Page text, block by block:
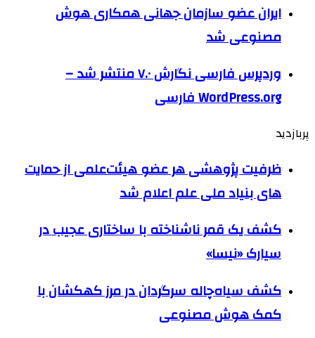
ایران عضو سازمان جهانی همکاری هوش
مصنوعی شد
وردپرس فارسی نگارش ۷.۰ منتشر شد –
WordPress.org فارسی
پربازدید
ظرفیت پژوهشی هر عضو هیئت‌علمی از حمایت
های بنیاد ملی علم اعلام شد
کشف یک قمر ناشناخته با ساختاری عجیب در
سیارک «نیسا»
کشف سیاه‌چاله سرگردان در مرز کهکشان با
کمک هوش مصنوعی